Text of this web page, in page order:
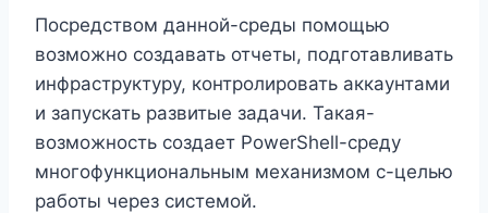
Посредством данной-среды помощью
возможно создавать отчеты, подготавливать
инфраструктуру, контролировать аккаунтами
и запускать развитые задачи. Такая-
возможность создает PowerShell-среду
многофункциональным механизмом с-целью
работы через системой.